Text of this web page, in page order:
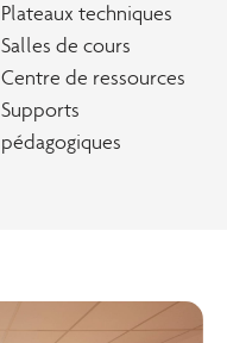
Plateaux techniques
Salles de cours
Centre de ressources
Supports
pédagogiques